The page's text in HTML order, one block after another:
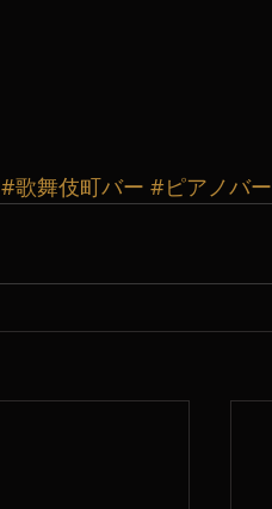
#歌舞伎町バー #ピアノバー